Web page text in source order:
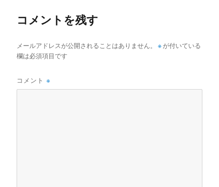
コメントを残す
メールアドレスが公開されることはありません。 ※ が付いている
欄は必須項目です
コメント※